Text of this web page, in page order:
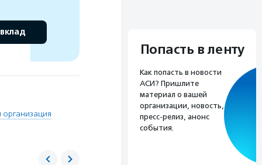
Попасть в ленту
Как попасть в новости
АСИ? Пришлите
материал о вашей
организации, новость,
пресс-релиз, анонс
события.